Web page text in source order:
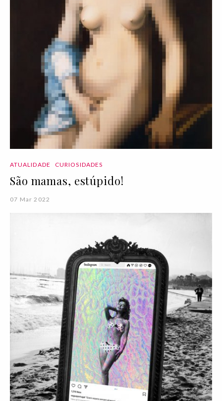
ATUALIDADE CURIOSIDADES
São mamas, estúpido!
07 Mar 2022